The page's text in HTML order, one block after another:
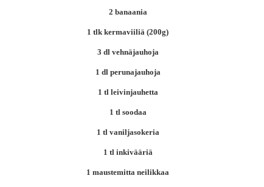
2 banaania
1 tlk kermaviiliä (200g)
3 dl vehnäjauhoja
1 dl perunajauhoja
1 tl leivinjauhetta
1 tl soodaa
1 tl vaniljasokeria
1 tl inkivääriä
1 maustemitta neilikkaa